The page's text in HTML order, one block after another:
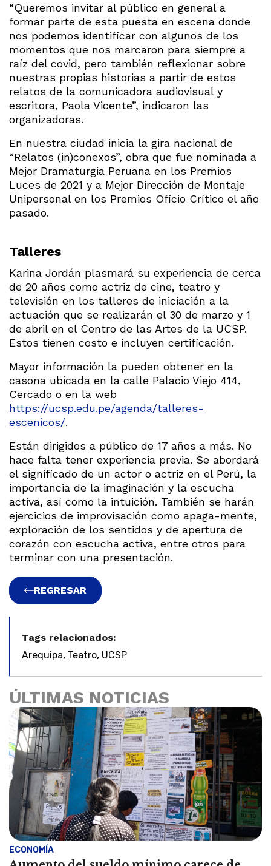
“Queremos invitar al público en general a
formar parte de esta puesta en escena donde
nos podemos identificar con algunos de los
momentos que nos marcaron para siempre a
raíz del covid, pero también reflexionar sobre
nuestras propias historias a partir de estos
relatos de la comunicadora audiovisual y
escritora, Paola Vicente”, indicaron las
organizadoras.
En nuestra ciudad inicia la gira nacional de
“Relatos (in)conexos”, obra que fue nominada a
Mejor Dramaturgia Peruana en los Premios
Luces de 2021 y a Mejor Dirección de Montaje
Unipersonal en los Premios Oficio Crítico el año
pasado.
Talleres
Karina Jordán plasmará su experiencia de cerca
de 20 años como actriz de cine, teatro y
televisión en los talleres de iniciación a la
actuación que se realizarán el 30 de marzo y 1
de abril en el Centro de las Artes de la UCSP.
Estos tienen costo e incluyen certificación.
Mayor información la pueden obtener en la
casona ubicada en la calle Palacio Viejo 414,
Cercado o en la web
https://ucsp.edu.pe/agenda/talleres-
escenicos/.
Están dirigidos a público de 17 años a más. No
hace falta tener experiencia previa. Se abordará
el significado de un actor o actriz en el Perú, la
importancia de la imaginación y la escucha
activa, así como la intuición. También se harán
ejercicios de improvisación como apaga-mente,
exploración de los sentidos y de apertura de
corazón con escucha activa, entre otros para
terminar con una presentación.
REGRESAR
Tags relacionados:
Arequipa, Teatro, UCSP
ÚLTIMAS NOTICIAS
ECONOMÍA